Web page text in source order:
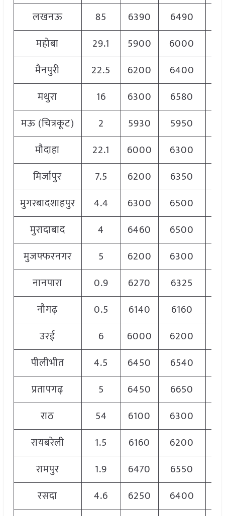
लखनऊ
85 6390 6490
महोबा
29.1 5900 6000
मैनपुरी
22.5 6200 6400
मथुरा
16 6300 6580
मऊ (चित्रकूट)
2 5930 5950
मौदाहा
22.1 6000 6300
मिर्जापुर
7.5 6200 6350
मुगरबादशाहपुर
4.4 6300 6500
मुरादाबाद
4 6460 6500
मुजफ्फरनगर
5 6200 6300
नानपारा
0.9 6270 6325
नौगढ़
0.5 6140 6160
उरई
6 6000 6200
पीलीभीत
4.5 6450 6540
प्रतापगढ़
5 6450 6650
राठ
54 6100 6300
रायबरेली
1.5 6160 6200
रामपुर
1.9 6470 6550
रसदा
4.6 6250 6400